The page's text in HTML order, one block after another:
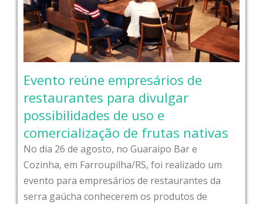
Evento reúne empresários de
restaurantes para divulgar
possibilidades de uso e
comercialização de frutas nativas
No dia 26 de agosto, no Guaraipo Bar e
Cozinha, em Farroupilha/RS, foi realizado um
evento para empresários de restaurantes da
serra gaúcha conhecerem os produtos de